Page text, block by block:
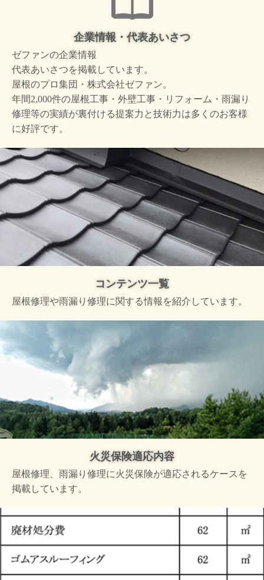
企業情報・代表あいさつ
ゼファンの企業情報
代表あいさつを掲載しています。
屋根のプロ集団・株式会社ゼファン。
年間2,000件の屋根工事・外壁工事・リフォーム・雨漏り
修理等の実績が裏付ける提案力と技術力は多くのお客様
に好評です。
コンテンツ一覧
屋根修理や雨漏り修理に関する情報を紹介しています。
火災保険適応内容
屋根修理、雨漏り修理に火災保険が適応されるケースを
掲載しています。